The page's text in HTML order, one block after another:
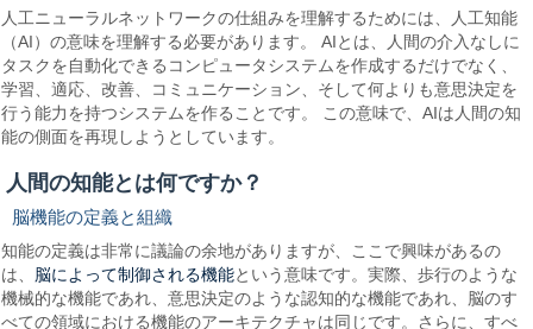
人工ニューラルネットワークの仕組みを理解するためには、人工知能
（AI）の意味を理解する必要があります。 AIとは、人間の介入なしに
タスクを自動化できるコンピュータシステムを作成するだけでなく、
学習、適応、改善、コミュニケーション、そして何よりも意思決定を
行う能力を持つシステムを作ることです。 この意味で、AIは人間の知
能の側面を再現しようとしています。
人間の知能とは何ですか？
脳機能の定義と組織
知能の定義は非常に議論の余地がありますが、ここで興味があるの
は、 脳によって制御される機能という意味です。実際、歩行のような
機械的な機能であれ、意思決定のような認知的な機能であれ、脳のす
べての領域における機能のアーキテクチャは同じです。さらに、すべ